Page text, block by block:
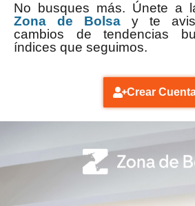
No busques más. Únete a
Zona de Bolsa y te
cambios de tendencias
índices que seguimos.
Crear